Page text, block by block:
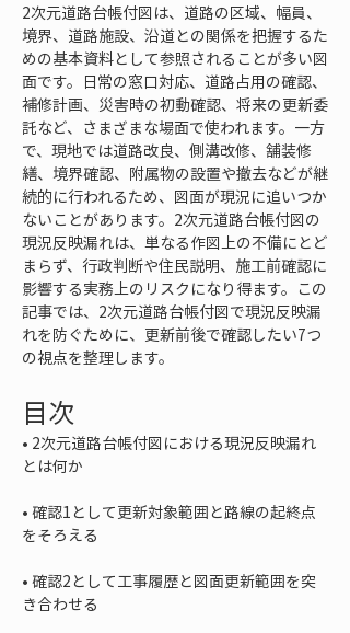
2次元道路台帳付図は、道路の区域、幅員、
境界、道路施設、沿道との関係を把握するた
めの基本資料として参照されることが多い図
面です。日常の窓口対応、道路占用の確認、
補修計画、災害時の初動確認、将来の更新委
託など、さまざまな場面で使われます。一方
で、現地では道路改良、側溝改修、舗装修
繕、境界確認、附属物の設置や撤去などが継
続的に行われるため、図面が現況に追いつか
ないことがあります。2次元道路台帳付図の
現況反映漏れは、単なる作図上の不備にとど
まらず、行政判断や住民説明、施工前確認に
影響する実務上のリスクになり得ます。この
記事では、2次元道路台帳付図で現況反映漏
れを防ぐために、更新前後で確認したい7つ
の視点を整理します。
目次
• 2次元道路台帳付図における現況反映漏れ
• 確認1として更新対象範囲と路線の起終点
• 確認2として工事履歴と図面更新範囲を突